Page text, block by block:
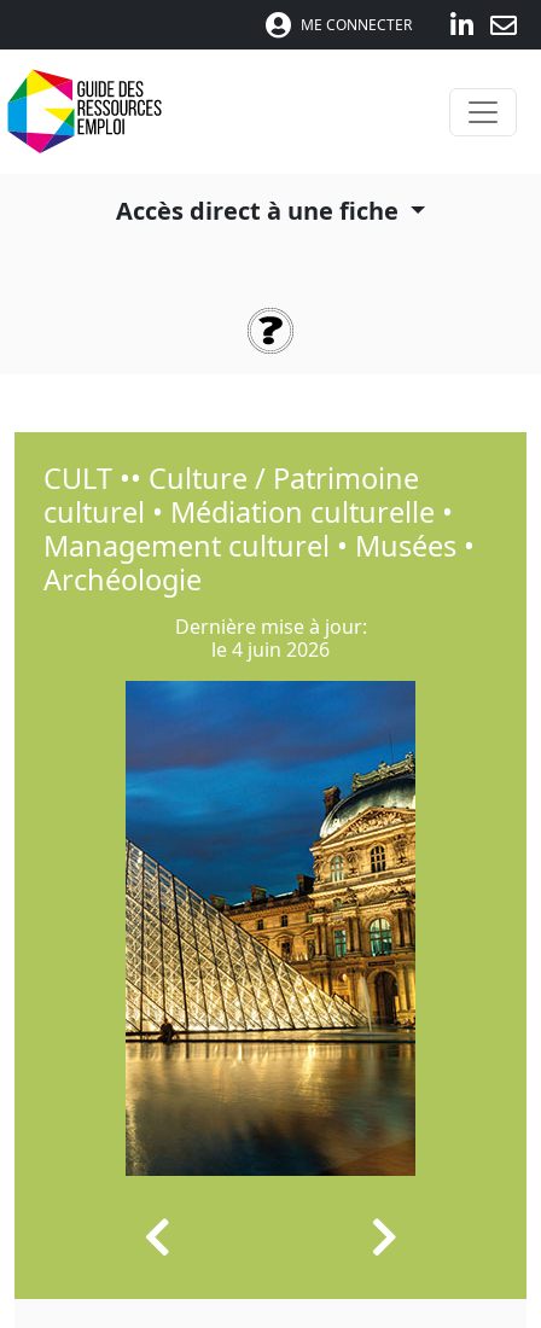
ME CONNECTER
Accès direct à une fiche
CULT •• Culture / Patrimoine
culturel • Médiation culturelle •
Management culturel • Musées •
Archéologie
Dernière mise à jour:
le 4 juin 2026